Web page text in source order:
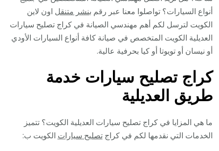
أنواع السيارات؟ تواصلوا معنا عبر رقم بنشر متنقل اون لاين
الكويت لترسل لكم أهم مهندسي الصيانة في كراج تصليح سيارات
العديلية الكويت المتخصص في صيانة كافة أنواع السيارات الأودي
أو نيسان أو تويوتا أو كيا بحرفية عالية.
كراج تصليح سيارات خدمة
طريق العديلية
ما هي المزايا في كراج تصليح سيارات العديلية الكويت؟ تتميز
الخدمات التي نقدمها لكم في كراجتصليح سيارات الكويت ب: